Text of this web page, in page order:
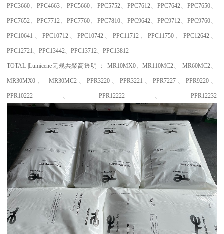
PPC3660、PPC4663、PPC5660、 PPC5752、 PPC7612、 PPC7642、 PPC7650、
PPC7652、PPC7712、PPC7760、 PPC7810、 PPC9642、 PPC9712、 PPC9760、
PPC10641 、 PPC10712、PPC10742 、 PPC11712、PPC11750 、 PPC12642、
PPC12721、PPC13442、PPC13712、PPC13812
TOTAL |Lumicene无规共聚高透明 ： MR10MX0、MR110MC2、 MR60MC2、
MR30MX0 、MR30MC2 、PPR3220 、 PPR3221 、 PPR7227、 PPR9220、
PPR10222 、 PPR12222 、 PPR12232